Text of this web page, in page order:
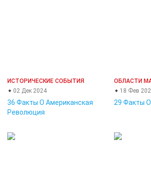
ИСТОРИЧЕСКИЕ СОБЫТИЯ
02 Дек 2024
36 Факты О Американская
Революция
ОБЛАСТИ
18 Фев
29 Факты